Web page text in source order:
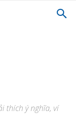
thích ý nghĩa, ví